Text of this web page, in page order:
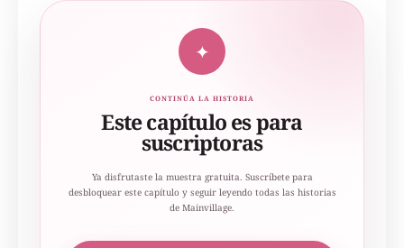
✦
CONTINÚA LA HISTORIA
Este capítulo es para
suscriptoras
Ya disfrutaste la muestra gratuita. Suscríbete para
desbloquear este capítulo y seguir leyendo todas las historias
de Mainvillage.